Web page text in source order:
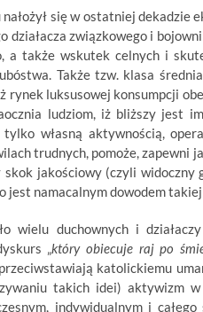
się w ostatniej dekadzie
działacza związkowego i
a także wskutek celnych i
Także tzw. klasa
rynek luksusowej konsumpcji
ludziom, iż bliższy jest
własną aktywnością,
trudnych, pomoże, zapewni
jakościowy (czyli widoczny
namacalnym dowodem
wielu duchownych i
„który obiecuje raj po
katolickiemu
takich idei) aktywizm w
indywidualnym i